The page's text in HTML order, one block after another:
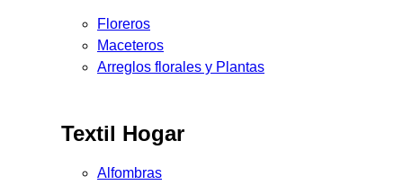
Floreros
Maceteros
Arreglos florales y Plantas
Textil Hogar
Alfombras